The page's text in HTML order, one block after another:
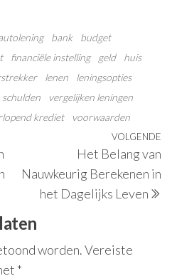
bank
budget
financiële instelling geld
huis
lenen
leningsopties
schulden
vergelijken leningen
krediet
voorwaarden
VOLGENDE
Het Belang van
Nauwkeurig Berekenen in
het Dagelijks Leven
worden.Vereiste
*